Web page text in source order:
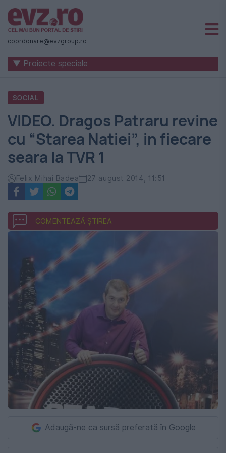
Știri
naționale
internaționale
România
-
Evenimentul
Zilei
coordonare@evzgroup.ro
▼ Proiecte speciale
SOCIAL
VIDEO. Dragos Patraru revine
cu “Starea Natiei”, in fiecare
seara la TVR 1
Felix Mihai Badea 27 august 2014, 11:51
COMENTEAZĂ ȘTIREA
Adaugă-ne ca sursă preferată în Google